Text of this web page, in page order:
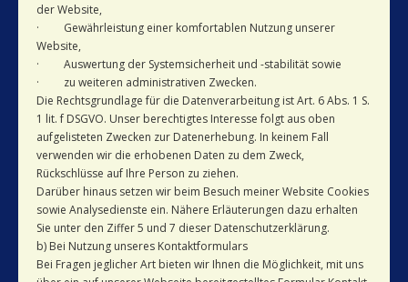
der Website,
· Gewährleistung einer komfortablen Nutzung unserer
Website,
· Auswertung der Systemsicherheit und -stabilität sowie
· zu weiteren administrativen Zwecken.
Die Rechtsgrundlage für die Datenverarbeitung ist Art. 6 Abs. 1 S.
1 lit. f DSGVO. Unser berechtigtes Interesse folgt aus oben
aufgelisteten Zwecken zur Datenerhebung. In keinem Fall
verwenden wir die erhobenen Daten zu dem Zweck,
Rückschlüsse auf Ihre Person zu ziehen.
Darüber hinaus setzen wir beim Besuch meiner Website Cookies
sowie Analysedienste ein. Nähere Erläuterungen dazu erhalten
Sie unter den Ziffer 5 und 7 dieser Datenschutzerklärung.
b) Bei Nutzung unseres Kontaktformulars
Bei Fragen jeglicher Art bieten wir Ihnen die Möglichkeit, mit uns